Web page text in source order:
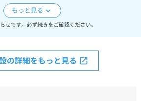
の詳細をもっと見る
せです。必ず続きをご確認ください。